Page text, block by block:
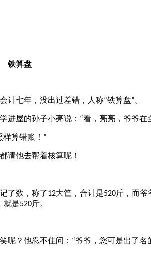
铁算盘
计七年，没出过差错，人称“铁算盘”。
屋的孙子小亮说： “看，亮亮，爷爷在
算错账！ ”
他去帮着核算呢！
了数，称了12大筐，合计是520斤，而爷
就是520斤。
呢？他忍不住问： “爷爷，您可是出了名